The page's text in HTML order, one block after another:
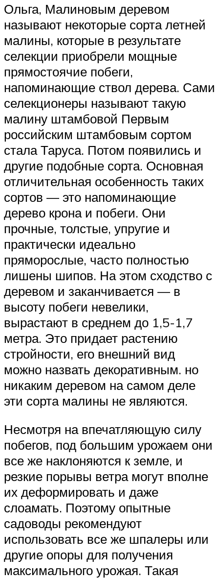
Ольга, Малиновым деревом
называют некоторые сорта летней
малины, которые в результате
селекции приобрели мощные
прямостоячие побеги,
напоминающие ствол дерева. Сами
селекционеры называют такую
малину штамбовой Первым
российским штамбовым сортом
стала Таруса. Потом появились и
другие подобные сорта. Основная
отличительная особенность таких
сортов — это напоминающие
дерево крона и побеги. Они
прочные, толстые, упругие и
практически идеально
пряморослые, часто полностью
лишены шипов. На этом сходство с
деревом и заканчивается — в
высоту побеги невелики,
вырастают в среднем до 1,5-1,7
метра. Это придает растению
стройности, его внешний вид
можно назвать декоративным. но
никаким деревом на самом деле
эти сорта малины не являются.
Несмотря на впечатляющую силу
побегов, под большим урожаем они
все же наклоняются к земле, и
резкие порывы ветра могут вполне
их деформировать и даже
слоамать. Поэтому опытные
садоводы рекомендуют
использовать все же шпалеры или
другие опоры для получения
максимального урожая. Такая